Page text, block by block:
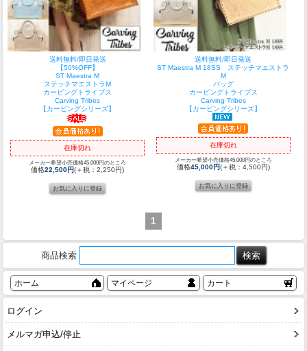
送料無料/即日発送
【50%OFF】
ST Maestra M
ステッチマエストラM
カービングトライブス
Carving Tribes
【カービングシリーズ】
在庫切れ
メーカー希望小売価格45,000円のところ
価格22,500円(＋税：2,250円)
送料無料/即日発送
ST Maestra M 18SS ステッチマエストラ
M
バッグ
カービングトライブス
Carving Tribes
【カービングシリーズ】
在庫切れ
メーカー希望小売価格45,000円のところ
価格45,000円(＋税：4,500円)
1
商品検索
ホーム マイページ カート
ログイン
メルマガ申込/停止